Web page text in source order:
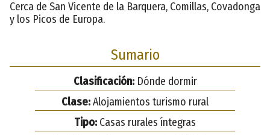
Cerca de San Vicente de la Barquera, Comillas, Covadonga
y los Picos de Europa.
Sumario
Clasificación:Dónde dormir
Clase:Alojamientos turismo rural
Tipo: Casas rurales íntegras